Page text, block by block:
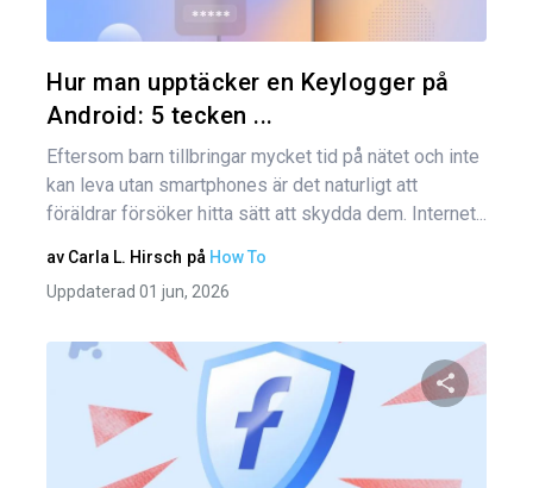
Hur man upptäcker en Keylogger på
Android: 5 tecken ...
Eftersom barn tillbringar mycket tid på nätet och inte
kan leva utan smartphones är det naturligt att
föräldrar försöker hitta sätt att skydda dem. Internet...
av Carla L. Hirsch på How To
Uppdaterad 01 jun, 2026